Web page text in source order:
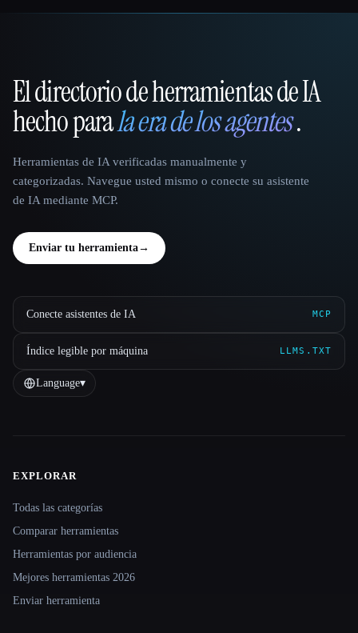
That AI Collection
El directorio de herramientas de IA
hecho parala era de los agentes.
Herramientas de IA verificadas manualmente y
categorizadas. Navegue usted mismo o conecte su asistente
de IA mediante MCP.
Enviar tu herramienta→
Conecte asistentes de IA MCP
Índice legible por máquina LLMS.TXT
Language▾
Site navigation
EXPLORAR
Todas las categorías
Comparar herramientas
Herramientas por audiencia
Mejores herramientas 2026
Enviar herramienta